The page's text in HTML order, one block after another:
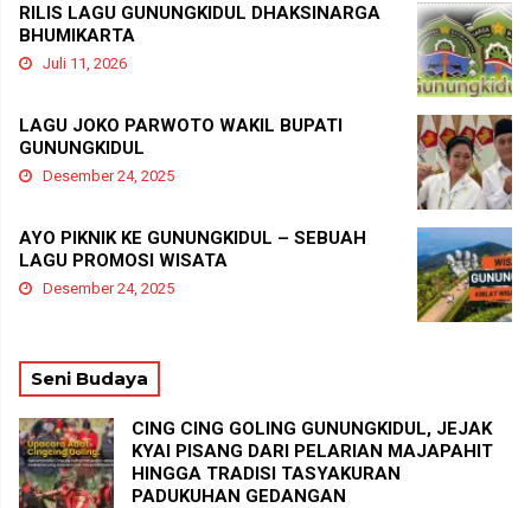
RILIS LAGU GUNUNGKIDUL DHAKSINARGA
BHUMIKARTA
Juli 11, 2026
LAGU JOKO PARWOTO WAKIL BUPATI
GUNUNGKIDUL
Desember 24, 2025
AYO PIKNIK KE GUNUNGKIDUL – SEBUAH
LAGU PROMOSI WISATA
Desember 24, 2025
Seni Budaya
CING CING GOLING GUNUNGKIDUL, JEJAK
KYAI PISANG DARI PELARIAN MAJAPAHIT
HINGGA TRADISI TASYAKURAN
PADUKUHAN GEDANGAN